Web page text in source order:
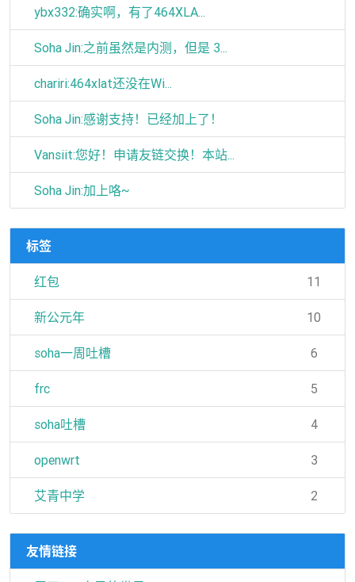
ybx332:确实啊，有了464XLA...
Soha Jin:之前虽然是内测，但是 3...
chariri:464xlat还没在Wi...
Soha Jin:感谢支持！已经加上了！
Vansiit:您好！申请友链交换！本站...
Soha Jin:加上咯~
标签
红包 11
新公元年 10
soha一周吐槽 6
frc 5
soha吐槽 4
openwrt 3
艾青中学 2
友情链接